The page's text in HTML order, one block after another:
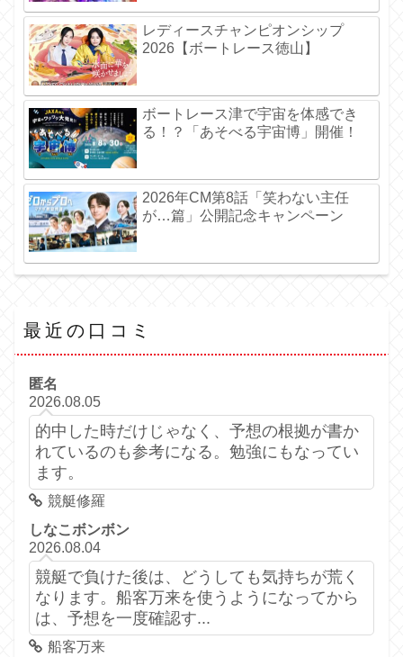
レディースチャンピオンシップ
2026【ボートレース徳山】
ボートレース津で宇宙を体感でき
る！？「あそべる宇宙博」開催！
2026年CM第8話「笑わない主任
が…篇」公開記念キャンペーン
最近の口コミ
匿名
2026.08.05
的中した時だけじゃなく、予想の根拠が書か
れているのも参考になる。勉強にもなってい
ます。
競艇修羅
しなこボンボン
2026.08.04
競艇で負けた後は、どうしても気持ちが荒く
なります。船客万来を使うようになってから
は、予想を一度確認す...
船客万来